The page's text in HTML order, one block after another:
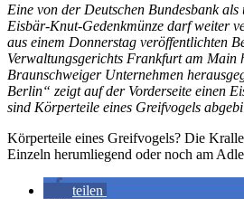
Eine von der Deutschen Bundesbank als
Eisbär-Knut-Gedenkmünze darf weiter
aus einem Donnerstag veröffentlichten
Verwaltungsgerichts Frankfurt am Main
Braunschweiger Unternehmen
Berlin“ zeigt auf der Vorderseite einen
sind Körperteile eines Greifvogels
Körperteile eines Greifvogels? Die
Einzeln herumliegend oder noch am
teilen